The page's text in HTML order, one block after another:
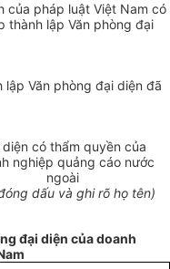
của pháp luật Việt Nam có
thành lập Văn phòng đại
Văn phòng đại diện đã
có thẩm quyền của
nghiệp quảng cáo nước
ngoài
dấu và ghi rõ họ tên)
đại diện của doanh